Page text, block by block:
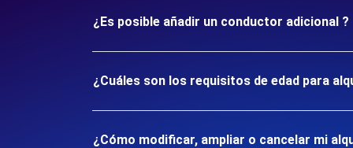
¿Es posible añadir un conductor adicional ?
¿Cuáles son los requisitos de edad para
¿Cómo modificar, ampliar o cancelar mi